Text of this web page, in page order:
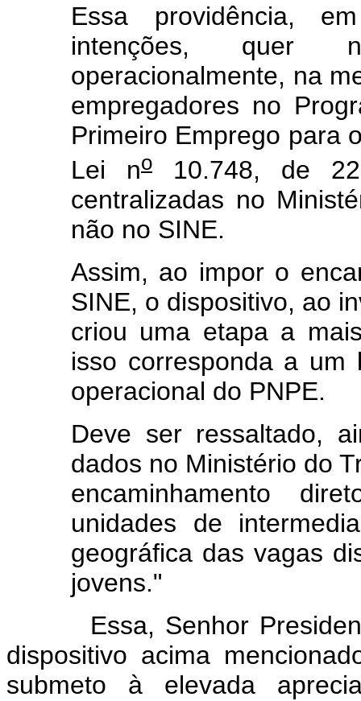
Essa providência,
intenções, quer
operacionalmente, na
empregadores no
Primeiro Emprego para
Lei no 10.748, de
centralizadas no
não no SINE.
Assim, ao impor o
SINE, o dispositivo, ao
criou uma etapa a
isso corresponda a um
operacional do PNPE.
Deve ser ressaltado,
dados no Ministério do
encaminhamento
unidades de
geográfica das vagas
jovens."
Essa, Senhor
dispositivo acima
submeto à elevada